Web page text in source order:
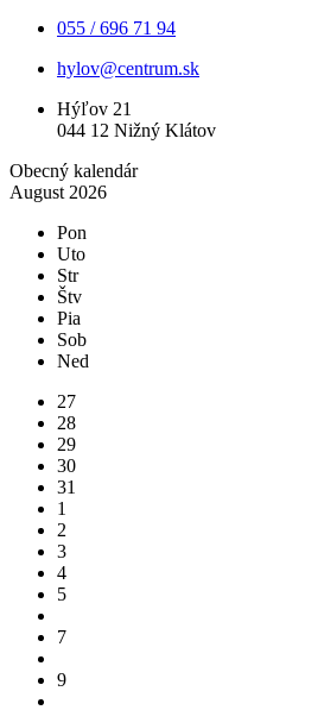
055 / 696 71 94
hylov@centrum.sk
Hýľov 21
044 12 Nižný Klátov
Obecný kalendár
August 2026
Pon
Uto
Str
Štv
Pia
Sob
Ned
27
28
29
30
31
1
2
3
4
5
7
9